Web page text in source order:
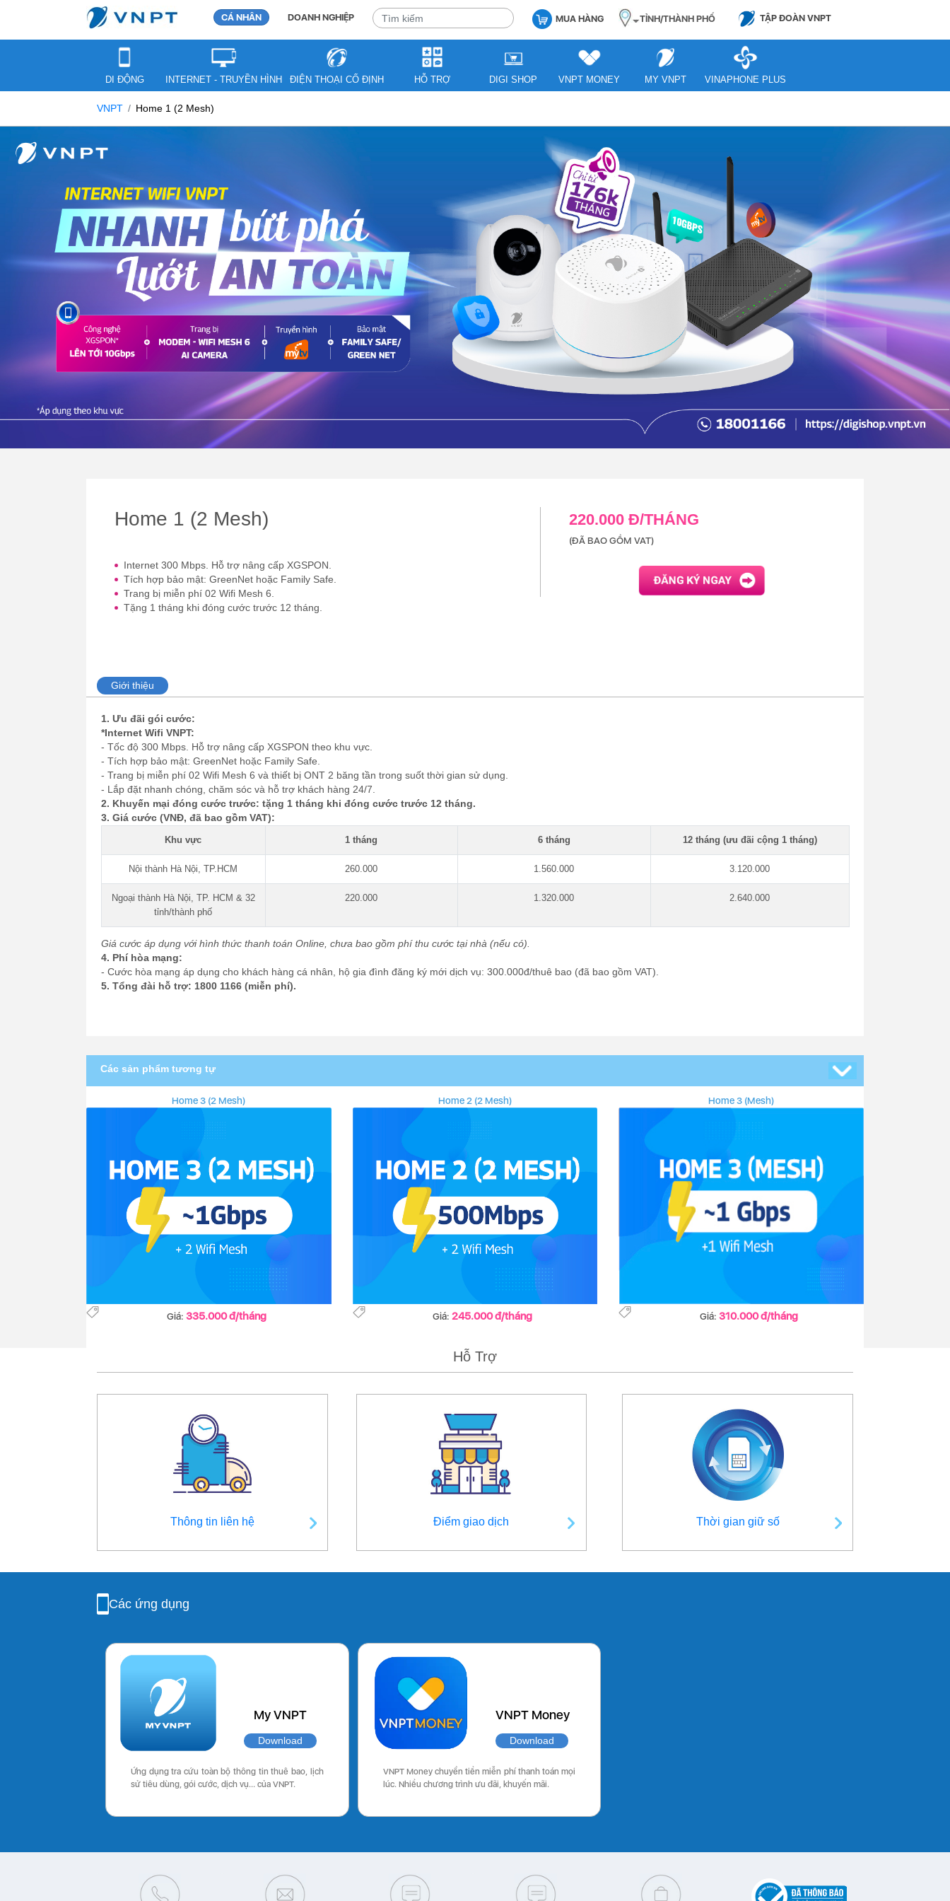
CÁ NHÂN DOANH NGHIỆP MUA HÀNG TỈNH/THÀNH PHỐ TẬP ĐOÀN VNPT
DI ĐỘNG INTERNET - TRUYỀN HÌNH ĐIỆN THOẠI CỐ ĐỊNH HỖ TRỢ DIGI SHOP VNPT MONEY MY VNPT VINAPHONE PLUS
VNPT Home 1 (2 Mesh)
Home 1 (2 Mesh)
Internet 300 Mbps. Hỗ trợ nâng cấp XGSPON.
Tích hợp bảo mật: GreenNet hoặc Family Safe.
Trang bị miễn phí 02 Wifi Mesh 6.
Tặng 1 tháng khi đóng cước trước 12 tháng.
220.000 Đ/THÁNG
(ĐÃ BAO GỒM VAT)
Giới thiệu
1. Ưu đãi gói cước:
*Internet Wifi VNPT:
- Tốc độ 300 Mbps. Hỗ trợ nâng cấp XGSPON theo khu vực.
- Tích hợp bảo mật: GreenNet hoặc Family Safe.
- Trang bị miễn phí 02 Wifi Mesh 6 và thiết bị ONT 2 băng tần trong suốt thời gian sử dụng.
- Lắp đặt nhanh chóng, chăm sóc và hỗ trợ khách hàng 24/7.
2. Khuyến mại đóng cước trước: tặng 1 tháng khi đóng cước trước 12 tháng.
3. Giá cước (VNĐ, đã bao gồm VAT):
Khu vực 1 tháng 6 tháng 12 tháng (ưu đãi cộng 1 tháng)
Nội thành Hà Nội, TP.HCM 260.000 1.560.000 3.120.000
Ngoại thành Hà Nội, TP. HCM & 32
tỉnh/thành phố
220.000 1.320.000 2.640.000
Giá cước áp dụng với hình thức thanh toán Online, chưa bao gồm phí thu cước tại nhà (nếu có).
4. Phí hòa mạng:
- Cước hòa mạng áp dụng cho khách hàng cá nhân, hộ gia đình đăng ký mới dịch vụ: 300.000đ/thuê bao (đã bao gồm VAT).
5. Tổng đài hỗ trợ: 1800 1166 (miễn phí).
Các sản phẩm tương tự
Home 3 (2 Mesh)
Giá: 335.000 đ/tháng
Home 2 (2 Mesh)
Giá:245.000 đ/tháng
Home 3 (Mesh)
Giá:310.000 đ/tháng
Hỗ Trợ
Thông tin liên hệ Điểm giao dịch Thời gian giữ số
Các ứng dụng
My VNPT
Download
Ứng dụng tra cứu toàn bộ thông tin thuê bao, lịch
sử tiêu dùng, gói cước, dịch vụ… của VNPT.
VNPT Money
Download
VNPT Money chuyển tiền miễn phí thanh toán mọi
lúc. Nhiều chương trình ưu đãi, khuyến mãi.